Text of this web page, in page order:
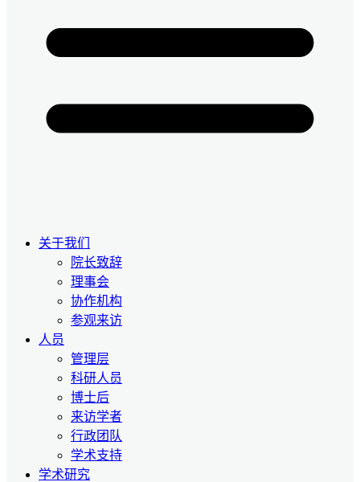
关于我们
院长致辞
理事会
协作机构
参观来访
人员
管理层
科研人员
博士后
来访学者
行政团队
学术支持
学术研究